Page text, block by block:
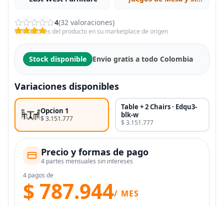
4(32 valoraciones)
Valoraciones del producto en su marketplace de origen
Stock disponible Envio gratis a todo Colombia
Variaciones disponibles
Opcion 1
$ 3.151.777
Table + 2 Chairs · Edqu3-
blk-w
$ 3.151.777
Precio y formas de pago
4 partes mensuales sin intereses
4 pagos de
$ 787.944/ MES